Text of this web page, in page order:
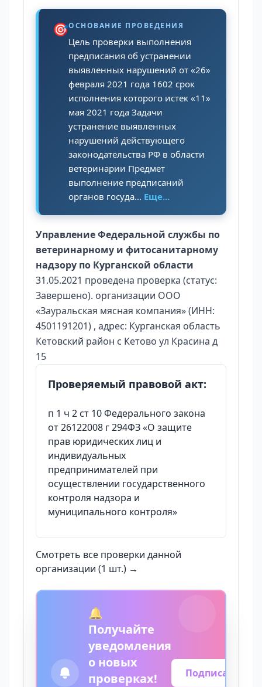
🎯ОСНОВАНИЕ ПРОВЕДЕНИЯ
Цель проверки выполнения
предписания об устранении
выявленных нарушений от «26»
февраля 2021 года 1602 срок
исполнения которого истек «11»
мая 2021 года Задачи
устранение выявленных
нарушений действующего
законодательства РФ в области
ветеринарии Предмет
выполнение предписаний
органов госуда... Еще...
Управление Федеральной службы по
ветеринарному и фитосанитарному
надзору по Курганской области
31.05.2021 проведена проверка (статус:
Завершено). организации ООО
«Зауральская мясная компания» (ИНН:
4501191201) , адрес: Курганская область
Кетовский район с Кетово ул Красина д
15
Проверяемый правовой акт:
п 1 ч 2 ст 10 Федерального закона
от 26122008 г 294ФЗ «О защите
прав юридических лиц и
индивидуальных
предпринимателей при
осуществлении государственного
контроля надзора и
муниципального контроля»
Смотреть все проверки данной
организации (1 шт.) →
🔔
Получайте
уведомления
о новых
проверках!
Подписаться